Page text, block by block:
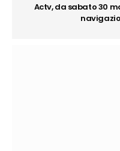
Actv, da sabato 30